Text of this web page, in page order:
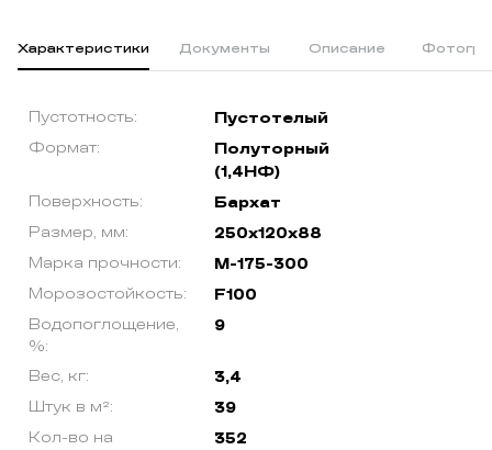
Характеристики Документы Описание
Пустотность: Пустотелый
Формат:
Полуторный
(1,4НФ)
Поверхность: Бархат
Размер, мм: 250х120х88
Марка прочности: М-175-300
Морозостойкость: F100
Водопоглощение,
%:
9
Вес, кг: 3,4
Штук в м²: 39
Кол-во на
352